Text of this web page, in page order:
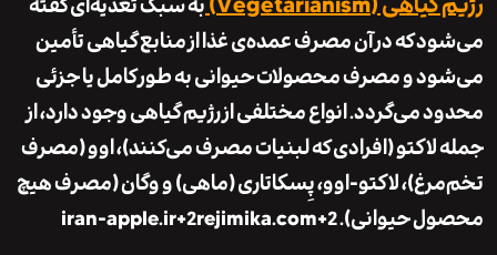
که در آن مصرف عمده‌ی غذا از منابع گیاهی تأمین
و مصرف محصولات حیوانی به طور کامل یا جزئی
می‌گردد. انواع مختلفی از رژیم گیاهی وجود دارد، از
(افرادی که لبنیات مصرف می‌کنند)، اوو (مصرف
لاکتو-اوو، پِسکاتاری (ماهی) و وگان (مصرف هیچ
حیوانی).
iran-apple.ir+2rejimika.com+2